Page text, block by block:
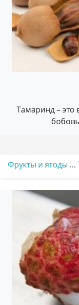
Тамаринд – это
Фрукты и ягоды …